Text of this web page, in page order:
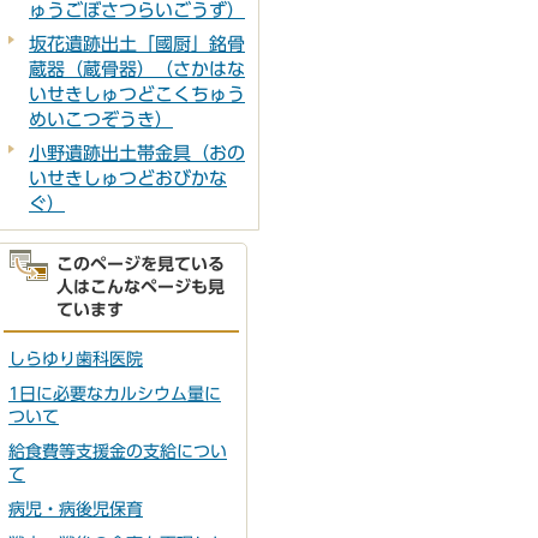
ゅうごぼさつらいごうず）
坂花遺跡出土「國厨」銘骨
蔵器（蔵骨器）（さかはな
いせきしゅつどこくちゅう
めいこつぞうき）
小野遺跡出土帯金具（おの
いせきしゅつどおびかな
ぐ）
このページを見ている
人はこんなページも見
ています
しらゆり歯科医院
1日に必要なカルシウム量に
ついて
給食費等支援金の支給につい
て
病児・病後児保育